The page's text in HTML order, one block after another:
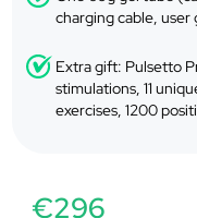
charging cable, user
Extra gift: Pulsetto
stimulations, 11
exercises, 1200
€296